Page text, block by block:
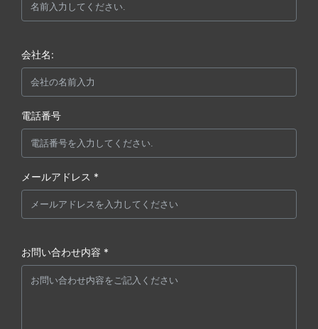
会社名:
電話番号
メールアドレス *
お問い合わせ内容 *